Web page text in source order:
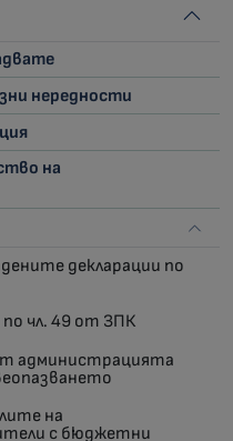
нередности
на
декларации по
чл. 49 от ЗПК
администрацията
на
с бюджетни